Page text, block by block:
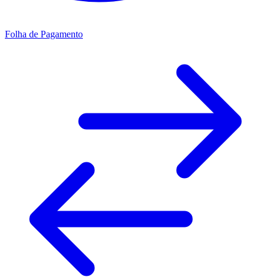
Folha de Pagamento